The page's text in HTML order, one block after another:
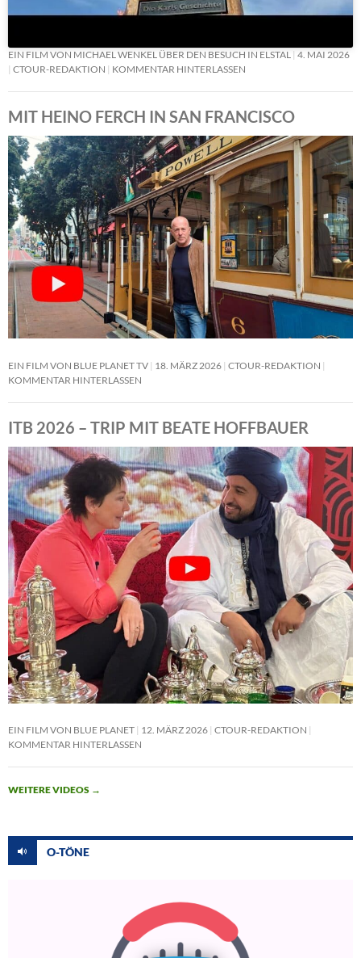
EIN FILM VON MICHAEL WENKEL ÜBER DEN BESUCH IN ELSTAL
4. MAI 2026
CTOUR-REDAKTION
KOMMENTAR HINTERLASSEN
MIT HEINO FERCH IN SAN FRANCISCO
EIN FILM VON BLUE PLANET TV 18. MÄRZ 2026 CTOUR-REDAKTION
KOMMENTAR HINTERLASSEN
ITB 2026 – TRIP MIT BEATE HOFFBAUER
EIN FILM VON BLUE PLANET 12. MÄRZ 2026 CTOUR-REDAKTION
KOMMENTAR HINTERLASSEN
WEITERE VIDEOS →
O-TÖNE